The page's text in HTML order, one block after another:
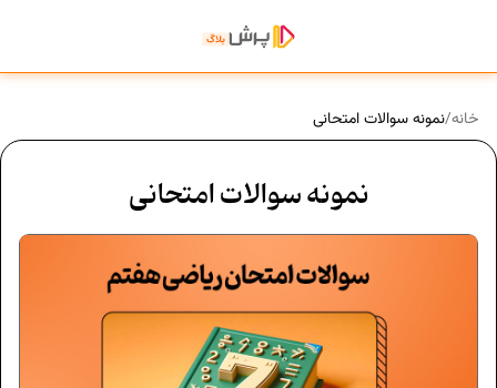
خانه/نمونه سوالات امتحانی
نمونه سوالات امتحانی